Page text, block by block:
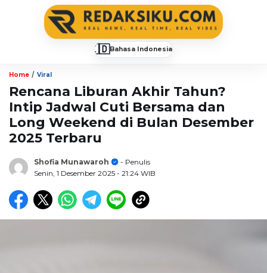
🇮🇩Bahasa Indonesia
Home / Viral
Rencana Liburan Akhir Tahun?
Intip Jadwal Cuti Bersama dan
Long Weekend di Bulan Desember
2025 Terbaru
Shofia Munawaroh
- Penulis
Senin, 1 Desember 2025 - 21:24 WIB